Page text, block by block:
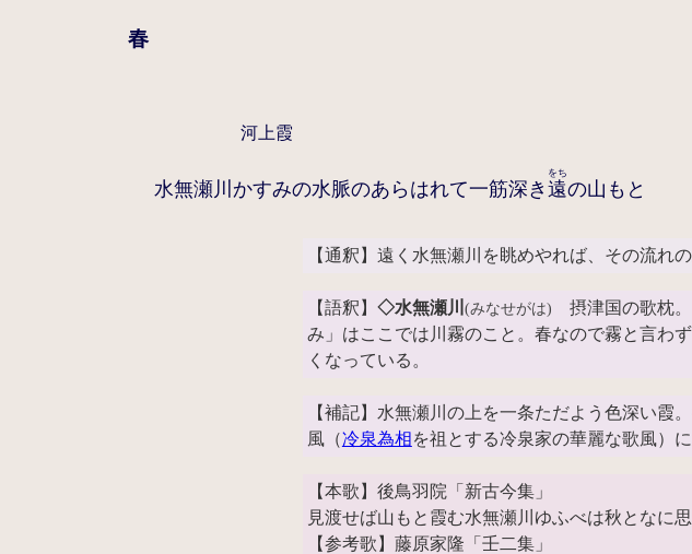
春
河上霞
水無瀬川かすみの水脈のあらはれて一筋深き遠
をち
の山もと
【通釈】遠く水無瀬川を眺めやれば、その流れ
【語釈】 ◇水無瀬川 (みなせがは) 摂津国の歌枕。
み」はここでは川霧のこと。春なので霧と言わ
くなっている。
【補記】水無瀬川の上を一条ただよう色深い霞
風（冷泉為相を祖とする冷泉家の華麗な歌風）
【本歌】後鳥羽院「新古今集」
見渡せば山もと霞む水無瀬川ゆふべは秋となに
【参考歌】藤原家隆「壬二集」